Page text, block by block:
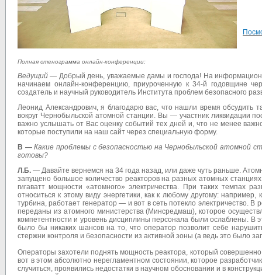
Полная стенограмма онлайн-конференции:
Ведущий — Добрый день, уважаемые дамы и господа! На
начинаем онлайн-конференцию, приуроченную к 34-й годовщине
создатель и научный руководитель Института проблем безопасного
Леонид Александрович, я благодарю вас, что нашли время обсудить
вокруг Чернобыльской атомной станции. Вы — участник ликвидации
важно услышать от Вас оценку событий тех дней и, что не менее
которые поступили на наш сайт через специальную форму.
В — Какие проблемы с безопасностью на Чернобыльской атомной
готовы?
Л.Б. — Давайте вернемся на 34 года назад, или даже чуть раньше.
запущено большое количество реакторов на разных атомных
гигаватт мощности «атомного» электричества. При таких темпах
относиться к этому виду энергетики, как к любому другому:
турбина, работает генератор — и вот в сеть потекло электричество.
переданы из атомного министерства (Минсредмаш), которое
компетентности и уровень дисциплины персонала были ослаблены.
было бы никаких шансов на то, что оператор позволит себе
стержни контроля и безопасности из активной зоны (а ведь это было
Операторы захотели поднять мощность реактора, который
вот в этом абсолютно нерегламентном состоянии, которое
случиться, проявились недостатки в научном обосновании и в